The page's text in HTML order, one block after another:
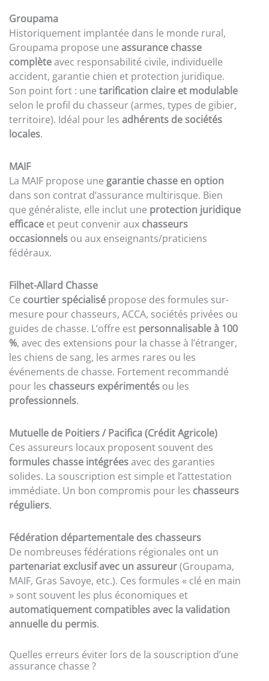
Groupama
Historiquement implantée dans le monde rural,
Groupama propose une assurance chasse
complèteavec responsabilité civile, individuelle
accident, garantie chien et protection juridique.
Son point fort : une tarification claire et modulable
selon le profil du chasseur (armes, types de gibier,
territoire). Idéal pour les adhérents de sociétés
locales.
MAIF
La MAIF propose une garantie chasse en option
dans son contrat d’assurance multirisque. Bien
que généraliste, elle inclut une protection juridique
efficace et peut convenir aux chasseurs
occasionnels ou aux enseignants/praticiens
fédéraux.
Filhet-Allard Chasse
Ce courtier spécialisé propose des formules sur-
mesure pour chasseurs, ACCA, sociétés privées ou
guides de chasse. L’offre est personnalisable à 100
%, avec des extensions pour la chasse à l’étranger,
les chiens de sang, les armes rares ou les
événements de chasse. Fortement recommandé
pour les chasseurs expérimentés ou les
professionnels.
Mutuelle de Poitiers / Pacifica (Crédit Agricole)
Ces assureurs locaux proposent souvent des
formules chasse intégréesavec des garanties
solides. La souscription est simple et l’attestation
immédiate. Un bon compromis pour les chasseurs
réguliers.
Fédération départementale des chasseurs
De nombreuses fédérations régionales ont un
partenariat exclusif avec un assureur(Groupama,
MAIF, Gras Savoye, etc.). Ces formules « clé en main
» sont souvent les plus économiques et
automatiquement compatibles avec la validation
annuelle du permis.
Quelles erreurs éviter lors de la souscription d’une
assurance chasse ?